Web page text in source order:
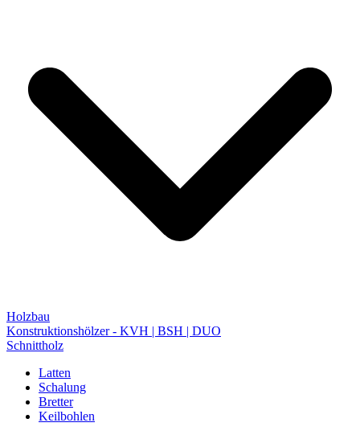
Holzbau
Konstruktionshölzer - KVH | BSH | DUO
Schnittholz
Latten
Schalung
Bretter
Keilbohlen